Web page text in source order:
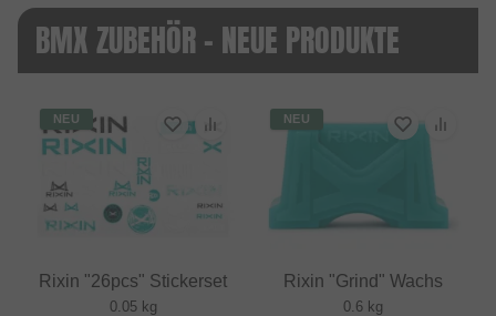
BMX ZUBEHÖR - NEUE PRODUKTE
NEU
Rixin "26pcs" Stickerset
0.05 kg
NEU
Rixin "Grind" Wachs
0.6 kg